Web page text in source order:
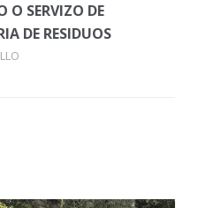
O SERVIZO DE
DE RESIDUOS